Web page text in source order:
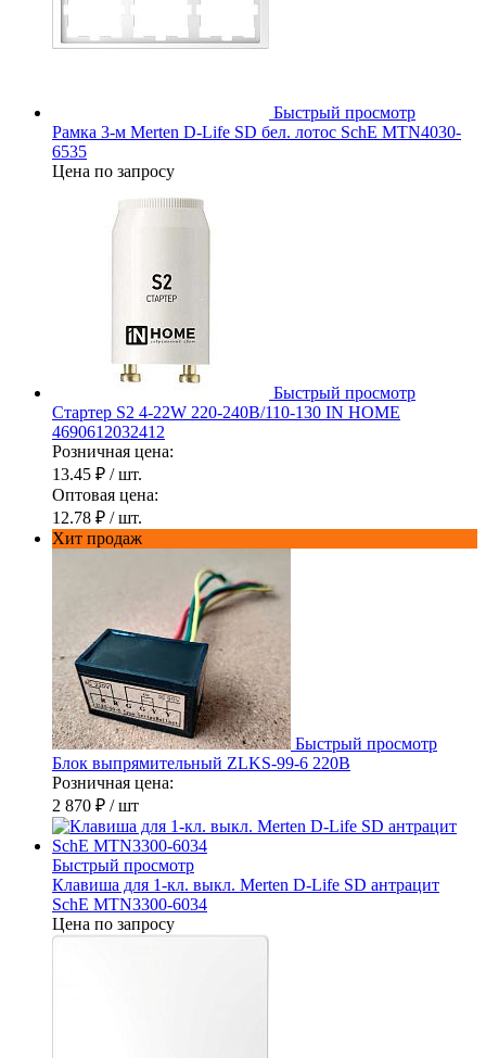
Быстрый просмотр
Рамка 3-м Merten D-Life SD бел. лотос SchE MTN4030-
6535
Цена по запросу
Быстрый просмотр
Стартер S2 4-22W 220-240В/110-130 IN HOME
4690612032412
Розничная цена:
13.45 ₽ / шт.
Оптовая цена:
12.78 ₽ / шт.
Хит продаж
Быстрый просмотр
Блок выпрямительный ZLKS-99-6 220В
Розничная цена:
2 870 ₽ / шт
Быстрый просмотр
Клавиша для 1-кл. выкл. Merten D-Life SD антрацит
SchE MTN3300-6034
Цена по запросу